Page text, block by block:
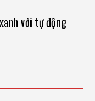
với tự động